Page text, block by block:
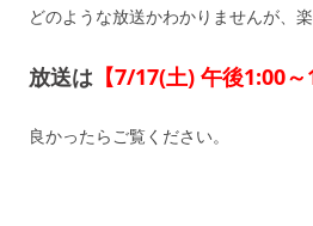
どのような放送かわかりませんが、楽
放送は 【7/17(土) 午後1:00～
良かったらご覧ください。